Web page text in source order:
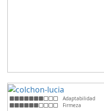
Adaptabilidad
Firmeza